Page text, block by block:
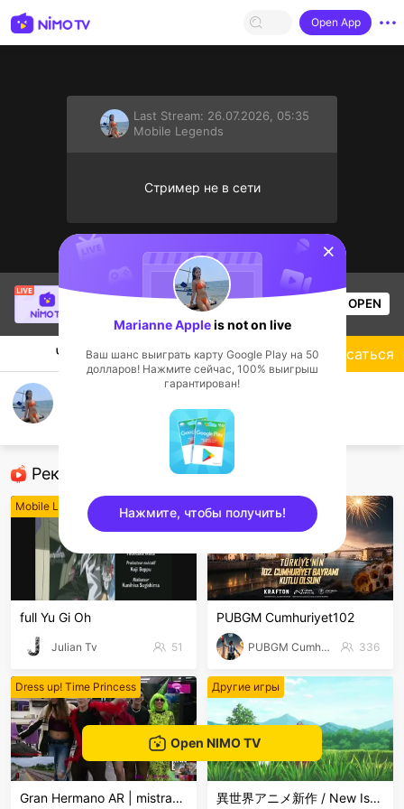
Open App
Last Stream: 26.07.2026, 05:35
Mobile Legends
Стример не в сети
Nguyễn Văn Nhấtis live!
53 Views OPEN
Чат Стример
Рекомендованные стримеры
Mobile Legends
full Yu Gi Oh
Julian Tv 51
PUBGM Cumhuriyet102
PUBGM Cumhuriyet102 336
Dress up! Time Princess
Gran Hermano AR | mistra998
Другие игры
異世界アニメ新作 / New Isekai Anime
Подписаться
Open NIMO TV
sentinelStart
Marianne Appleis not on live
Ваш шанс выиграть карту Google Play на 50
долларов! Нажмите сейчас, 100% выигрыш
гарантирован!
Нажмите, чтобы получить!
sentinelEnd